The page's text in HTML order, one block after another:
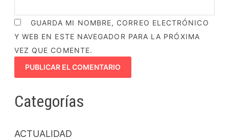
GUARDA MI NOMBRE, CORREO ELECTRÓNICO
Y WEB EN ESTE NAVEGADOR PARA LA PRÓXIMA
VEZ QUE COMENTE.
Categorías
ACTUALIDAD